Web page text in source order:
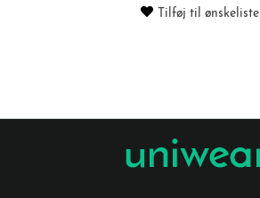
Tilføj til ønskeliste